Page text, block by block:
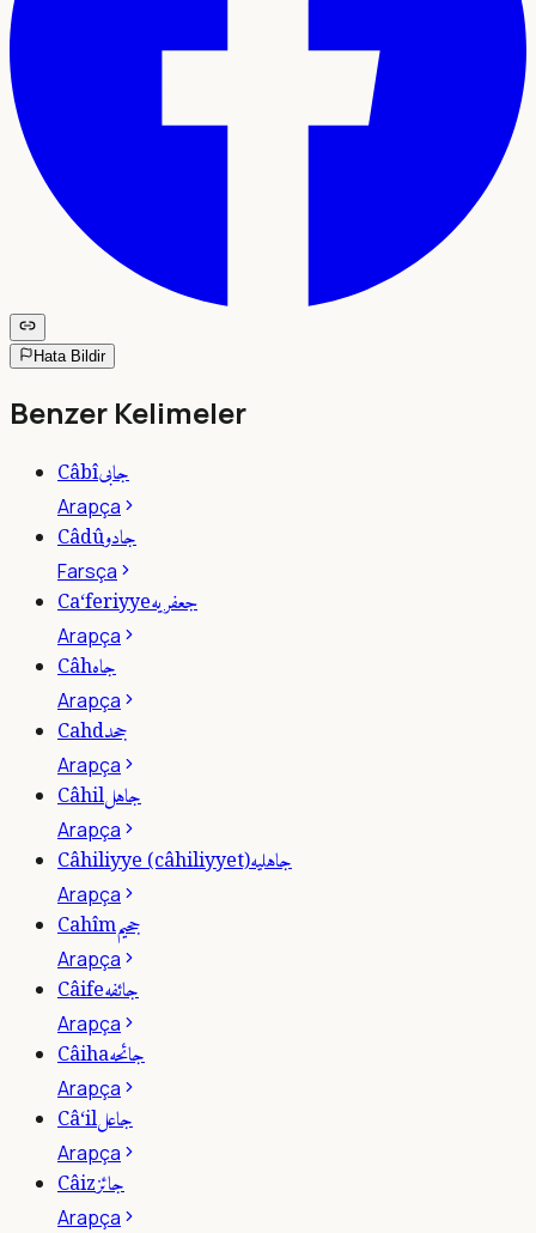
Hata Bildir
Benzer Kelimeler
Câbîجابى
Arapça
Câdûجادو
Farsça
Ca‘feriyyeجعفريه
Arapça
Câhجاه
Arapça
Cahdجحد
Arapça
Câhilجاهل
Arapça
Câhiliyye (câhiliyyet)جاهليه
Arapça
Cahîmجحيم
Arapça
Câifeجائفه
Arapça
Câihaجائحه
Arapça
Câ‘ilجاعل
Arapça
Câizجائز
Arapça